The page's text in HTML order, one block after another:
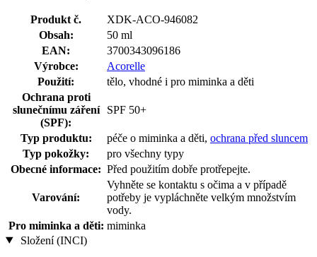
Produkt č.
XDK-ACO-946082
Obsah:
50 ml
EAN:
3700343096186
Výrobce:
Acorelle
Použití:
tělo, vhodné i pro miminka a děti
Ochrana proti
slunečnímu záření
(SPF):
SPF 50+
Typ produktu: péče o miminka a děti, ochrana před sluncem
Typ pokožky:
pro všechny typy
Obecné informace: Před použitím dobře protřepejte.
Varování:
Vyhněte se kontaktu s očima a v případě
potřeby je vypláchněte velkým množstvím
vody.
Pro miminka a děti: miminka
Složení (INCI)